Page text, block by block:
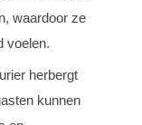
waardoor ze
voelen.
herbergt
kunnen